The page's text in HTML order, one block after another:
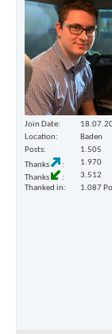
Join Date
Location
Baden
Posts
1.505
Thanks
1.970
Thanks
3.512
Thanked in
1.087